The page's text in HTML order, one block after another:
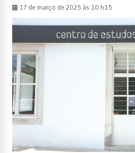
17 de março de 2025 às 10 h15